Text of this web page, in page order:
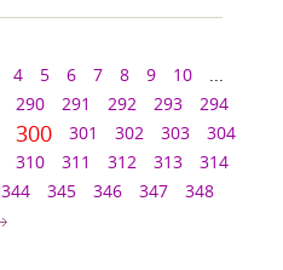
4 5 6 7 8 9 10
...
290 291 292 293
294
300 301 302 303
304
310 311 312 313
314
344 345 346 347
348